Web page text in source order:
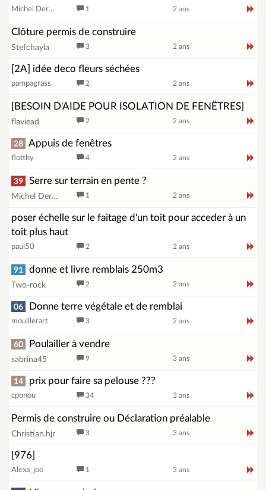
Michel Dermignon 1 2 ans
Clôture permis de construire
Stefchayla 3 2 ans
[2A] idée deco fleurs séchées
pampagrass 2 2 ans
[BESOIN D'AIDE POUR ISOLATION DE FENËTRES]
flaviead 2 2 ans
28 Appuis de fenêtres
flotthy 4 2 ans
39 Serre sur terrain en pente ?
Michel Dermignon 1 2 ans
poser échelle sur le faitage d'un toit pour acceder à un
toit plus haut
paul50 2 2 ans
91 donne et livre remblais 250m3
Two-rock 2 2 ans
06 Donne terre végétale et de remblai
mouillerart 3 2 ans
60 Poulailler à vendre
sabrina45 9 3 ans
14 prix pour faire sa pelouse ???
cponou 34 3 ans
Permis de construire ou Déclaration préalable
Christian.hjr 3 3 ans
[976]
Alexa_joe 1 3 ans